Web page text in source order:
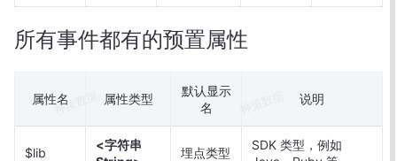
所有事件都有的预置属性
属性名 属性类型
默认显示
名
说明
$lib
<字符串
埋点类型
SDK 类型，例如